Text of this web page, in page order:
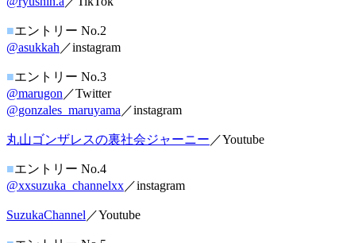
■エントリー No.2
@asukkah ／instagram
■エントリー No.3
@marugon ／Twitter
@gonzales_maruyama ／instagram
丸山ゴンザレスの裏社会ジャーニー ／Youtube
■エントリー No.4
@xxsuzuka_channelxx／instagram
SuzukaChannel ／Youtube